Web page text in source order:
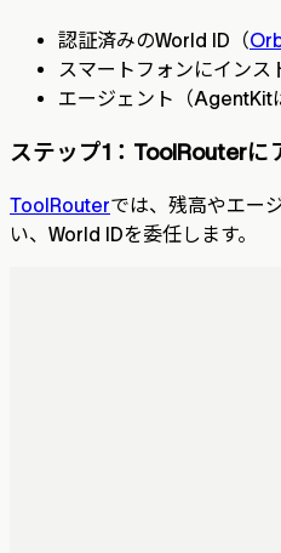
認証済みのWorld ID（
スマートフォンにインス
エージェント（AgentKit
ステップ1：ToolRouterに
ToolRouterでは、残高やエー
い、World IDを委任します。